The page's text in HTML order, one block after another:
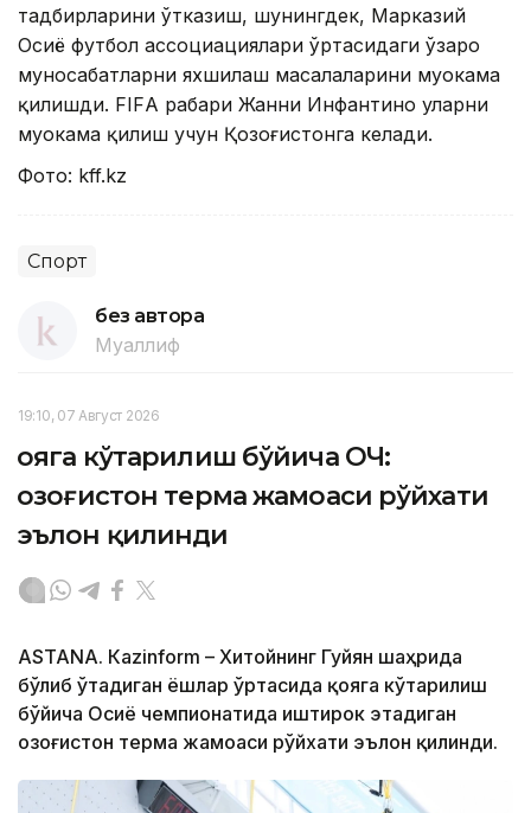
тадбирларини ўтказиш, шунингдек, Марказий
Осиё футбол ассоциациялари ўртасидаги ўзаро
муносабатларни яхшилаш масалаларини муҳокама
қилишди. FIFА раҳбари Жанни Инфантино уларни
муҳокама қилиш учун Қозоғистонга келади.
Фото: kff.kz
Спорт
без автора
Муаллиф
19:10, 07 Август 2026
Қояга кўтарилиш бўйича ОЧ:
Қозоғистон терма жамоаси рўйхати
эълон қилинди
ASTANА. Кazinform – Хитойнинг Гуйян шаҳрида
бўлиб ўтадиган ёшлар ўртасида қояга кўтарилиш
бўйича Осиё чемпионатида иштирок этадиган
Қозоғистон терма жамоаси рўйхати эълон қилинди.